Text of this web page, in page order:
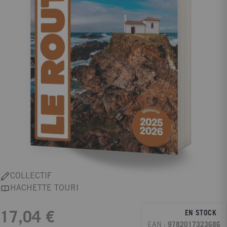
COLLECTIF
HACHETTE TOURI
17,04 €
EN STOCK
EAN : 9782017323686